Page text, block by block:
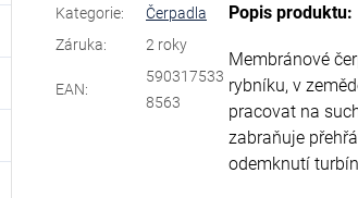
Popis produktu:
Membránové
rybníku, v
pracovat na
zabraňuje
odemknutí
Kategorie:
Čerpadla
Záruka: 2 roky
EAN:
590317533
8563